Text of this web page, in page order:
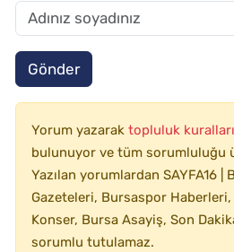
Gönder
Yorum yazarak topluluk
bulunuyor ve tüm sorumluluğu
Yazılan yorumlardan SAYFA16
Gazeteleri, Bursaspor
Konser, Bursa Asayiş, Son
sorumlu tutulamaz.